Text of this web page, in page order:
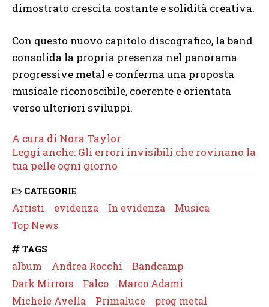
dimostrato crescita costante e solidità creativa.
Con questo nuovo capitolo discografico, la band
consolida la propria presenza nel panorama
progressive metal e conferma una proposta
musicale riconoscibile, coerente e orientata
verso ulteriori sviluppi.
A cura di Nora Taylor
Leggi anche: Gli errori invisibili che rovinano la
tua pelle ogni giorno
CATEGORIE
Artisti evidenza In evidenza
Musica
Top News
TAGS
album Andrea Rocchi
Bandcamp
Dark Mirrors
Falco
Marco Adami
Michele Avella
Primaluce prog metal